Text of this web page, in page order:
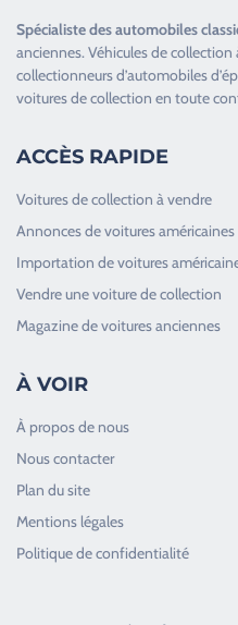
Spécialiste desautomobiles
anciennes.Véhicules de collection
collectionneurs d’automobiles
voitures de collection en toute
ACCÈS RAPIDE
Voitures de collection à vendre
Annonces de voitures américaines
Importation de voitures
Vendre une voiture de collection
Magazine de voitures anciennes
À VOIR
À propos de nous
Nous contacter
Plan du site
Mentions légales
Politique de confidentialité
Toujours heureux d'aider les